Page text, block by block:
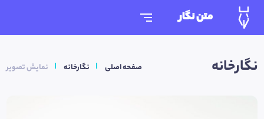
متن نگار
نگارخانه صفحه اصلی نگارخانه نمایش تصویر